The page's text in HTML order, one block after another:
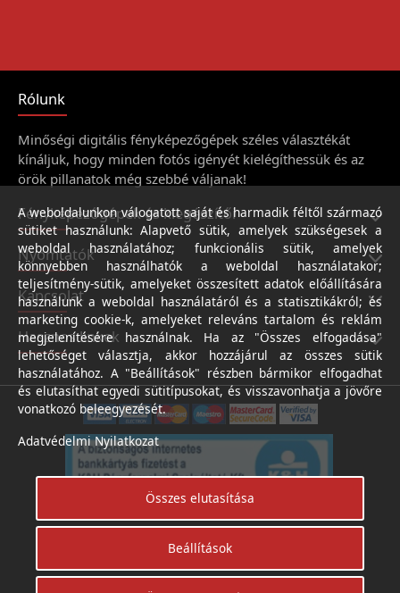
Rólunk
Minőségi digitális fényképezőgépek széles választékát
kínáljuk, hogy minden fotós igényét kielégíthessük és az
örök pillanatok még szebbé váljanak!
Fényképezőgépek és kiegészítői
Nyomtatók
Kapcsolat
Hasznos linkek
Árukereső.hu
A weboldalunkon válogatott saját és harmadik féltől származó
sütiket használunk: Alapvető sütik, amelyek szükségesek a
weboldal használatához; funkcionális sütik, amelyek
könnyebben használhatók a weboldal használatakor;
teljesítmény-sütik, amelyeket összesített adatok előállítására
használunk a weboldal használatáról és a statisztikákról; és
marketing cookie-k, amelyeket releváns tartalom és reklám
megjelenítésére használnak. Ha az "Összes elfogadása"
lehetőséget választja, akkor hozzájárul az összes sütik
használatához. A "Beállítások" részben bármikor elfogadhat
és elutasíthat egyedi sütitípusokat, és visszavonhatja a jövőre
vonatkozó beleegyezését.
Adatvédelmi Nyilatkozat
Összes elutasítása
Beállítások